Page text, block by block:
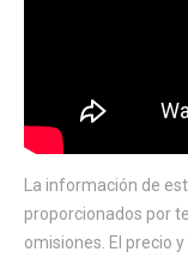
La información de
proporcionados por
omisiones. El precio